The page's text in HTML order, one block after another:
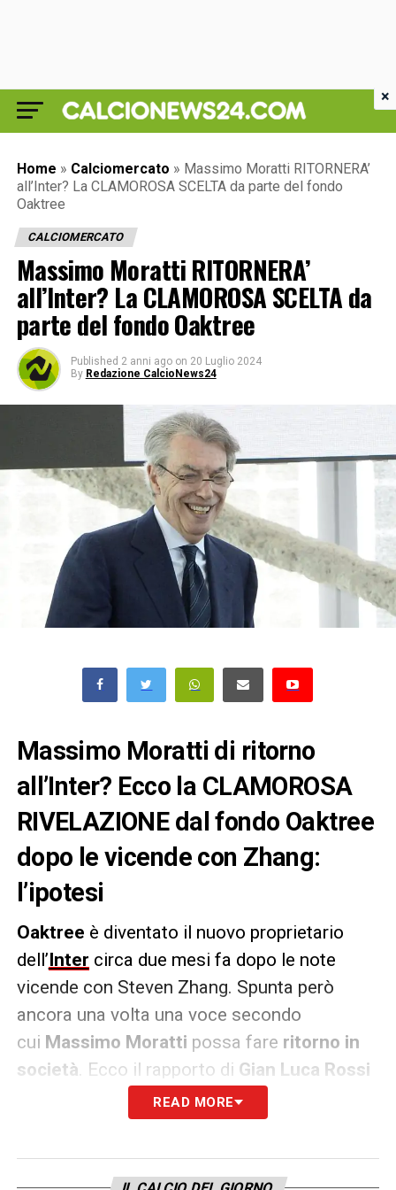
Home » Calciomercato » Massimo Moratti RITORNERA’
all’Inter? La CLAMOROSA SCELTA da parte del fondo
Oaktree
CALCIOMERCATO
Massimo Moratti RITORNERA’
all’Inter? La CLAMOROSA SCELTA da
parte del fondo Oaktree
Published 2 anni ago on 20 Luglio 2024
By Redazione CalcioNews24
Massimo Moratti di ritorno
all’Inter? Ecco la CLAMOROSA
RIVELAZIONE dal fondo Oaktree
dopo le vicende con Zhang:
l’ipotesi
Oaktree è diventato il nuovo proprietario
dell’Inter circa due mesi fa dopo le note
vicende con Steven Zhang. Spunta però
ancora una volta una voce secondo
cui Massimo Moratti possa fare ritorno in
società . Ecco il rapporto di Gian Luca Rossi
READ MORE
×